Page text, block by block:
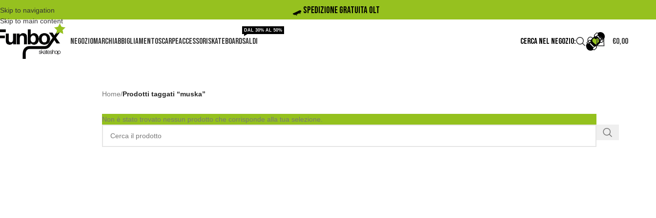
Skip to navigation
Skip to main content
🛹️ SPEDIZIONE GRATUITA OLTRE 50€ DI SPESA
NEGOZIOMARCHIABBIGLIAMENTOSCARPEACCESSORISKATEBOARDSALDI
DAL 30% AL 50%
CERCA NEL NEGOZIO: €0,00
Home/Prodotti taggati “muska”
Non è stato trovato nessun prodotto che corrisponde alla tua selezione.